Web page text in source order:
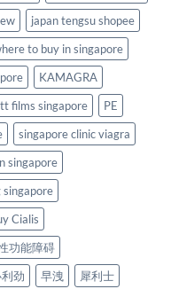
japan tengsu shopee
to buy in singapore
KAMAGRA
films singapore
PE
singapore clinic viagra
singapore
Cialis
功能障碍
劲 早洩
犀利士